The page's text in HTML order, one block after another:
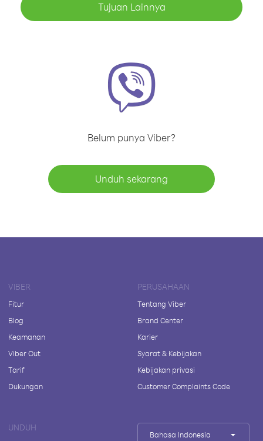
Tujuan Lainnya
Belum punya Viber?
Unduh sekarang
VIBER
Fitur
Blog
Keamanan
Viber Out
Tarif
Dukungan
PERUSAHAAN
Tentang Viber
Brand Center
Karier
Syarat & Kebijakan
Kebijakan privasi
Customer Complaints Code
UNDUH
Bahasa Indonesia